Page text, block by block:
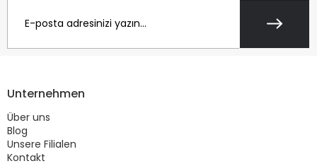
Unternehmen
Über uns
Blog
Unsere Filialen
Kontakt